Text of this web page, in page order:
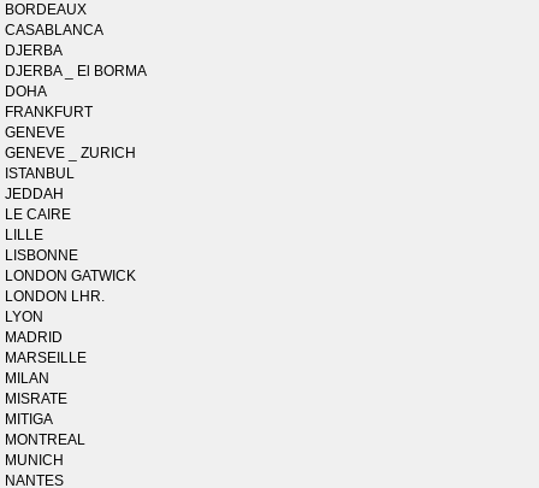
BORDEAUX
CASABLANCA
DJERBA
DJERBA _ El BORMA
DOHA
FRANKFURT
GENEVE
GENEVE _ ZURICH
ISTANBUL
JEDDAH
LE CAIRE
LILLE
LISBONNE
LONDON GATWICK
LONDON LHR.
LYON
MADRID
MARSEILLE
MILAN
MISRATE
MITIGA
MONTREAL
MUNICH
NANTES